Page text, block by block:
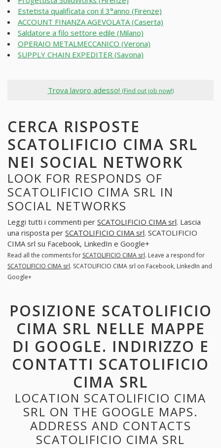
Estetista qualificata con il 3°anno (Firenze)
ACCOUNT FINANZA AGEVOLATA (Caserta)
Saldatore a filo settore edile (Milano)
OPERAIO METALMECCANICO (Verona)
SUPPLY CHAIN EXPEDITER (Savona)
Trova lavoro adesso! (Find out job now!)
CERCA RISPOSTE
SCATOLIFICIO CIMA SRL
NEI SOCIAL NETWORK
LOOK FOR RESPONDS OF
SCATOLIFICIO CIMA SRL IN
SOCIAL NETWORKS
Leggi tutti i commenti per SCATOLIFICIO CIMA srl. Lascia
una risposta per SCATOLIFICIO CIMA srl. SCATOLIFICIO
CIMA srl su Facebook, LinkedIn e Google+
Read all the comments for SCATOLIFICIO CIMA srl. Leave a respond for
SCATOLIFICIO CIMA srl. SCATOLIFICIO CIMA srl on Facebook, LinkedIn and
Google+
POSIZIONE SCATOLIFICIO
CIMA SRL NELLE MAPPE
DI GOOGLE. INDIRIZZO E
CONTATTI SCATOLIFICIO
CIMA SRL
LOCATION SCATOLIFICIO CIMA
SRL ON THE GOOGLE MAPS.
ADDRESS AND CONTACTS
SCATOLIFICIO CIMA SRL